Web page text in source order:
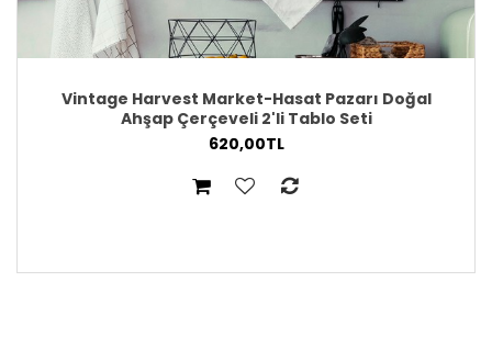
Vintage Harvest Market-Hasat Pazarı Doğal
Ahşap Çerçeveli 2'li Tablo Seti
620,00TL